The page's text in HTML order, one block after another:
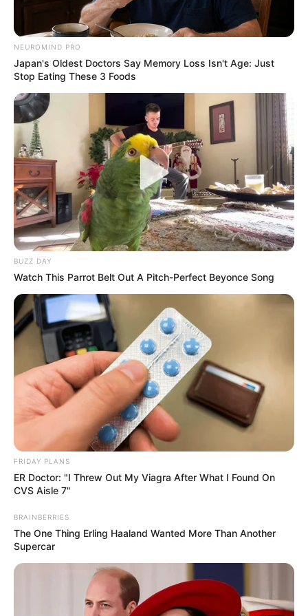
NEUROMIND PRO
Japan's Oldest Doctors Say Memory Loss Isn't Age: Just
Stop Eating These 3 Foods
BUZZ DAY
Watch This Parrot Belt Out A Pitch-Perfect Beyonce Song
FRIDAY PLANS
ER Doctor: "I Threw Out My Viagra After What I Found On
CVS Aisle 7"
BRAINBERRIES
The One Thing Erling Haaland Wanted More Than Another
Supercar